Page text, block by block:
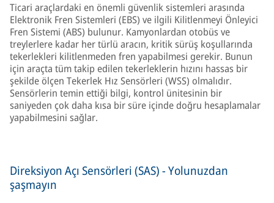
Ticari araçlardaki en önemli güvenlik sistemleri arasında
Elektronik Fren Sistemleri (EBS) ve ilgili Kilitlenmeyi Önleyici
Fren Sistemi (ABS) bulunur. Kamyonlardan otobüs ve
treylerlere kadar her türlü aracın, kritik sürüş koşullarında
tekerlekleri kilitlenmeden fren yapabilmesi gerekir. Bunun
için araçta tüm takip edilen tekerleklerin hızını hassas bir
şekilde ölçen Tekerlek Hız Sensörleri (WSS) olmalıdır.
Sensörlerin temin ettiği bilgi, kontrol ünitesinin bir
saniyeden çok daha kısa bir süre içinde doğru hesaplamalar
yapabilmesini sağlar.
Direksiyon Açı Sensörleri (SAS) - Yolunuzdan
şaşmayın